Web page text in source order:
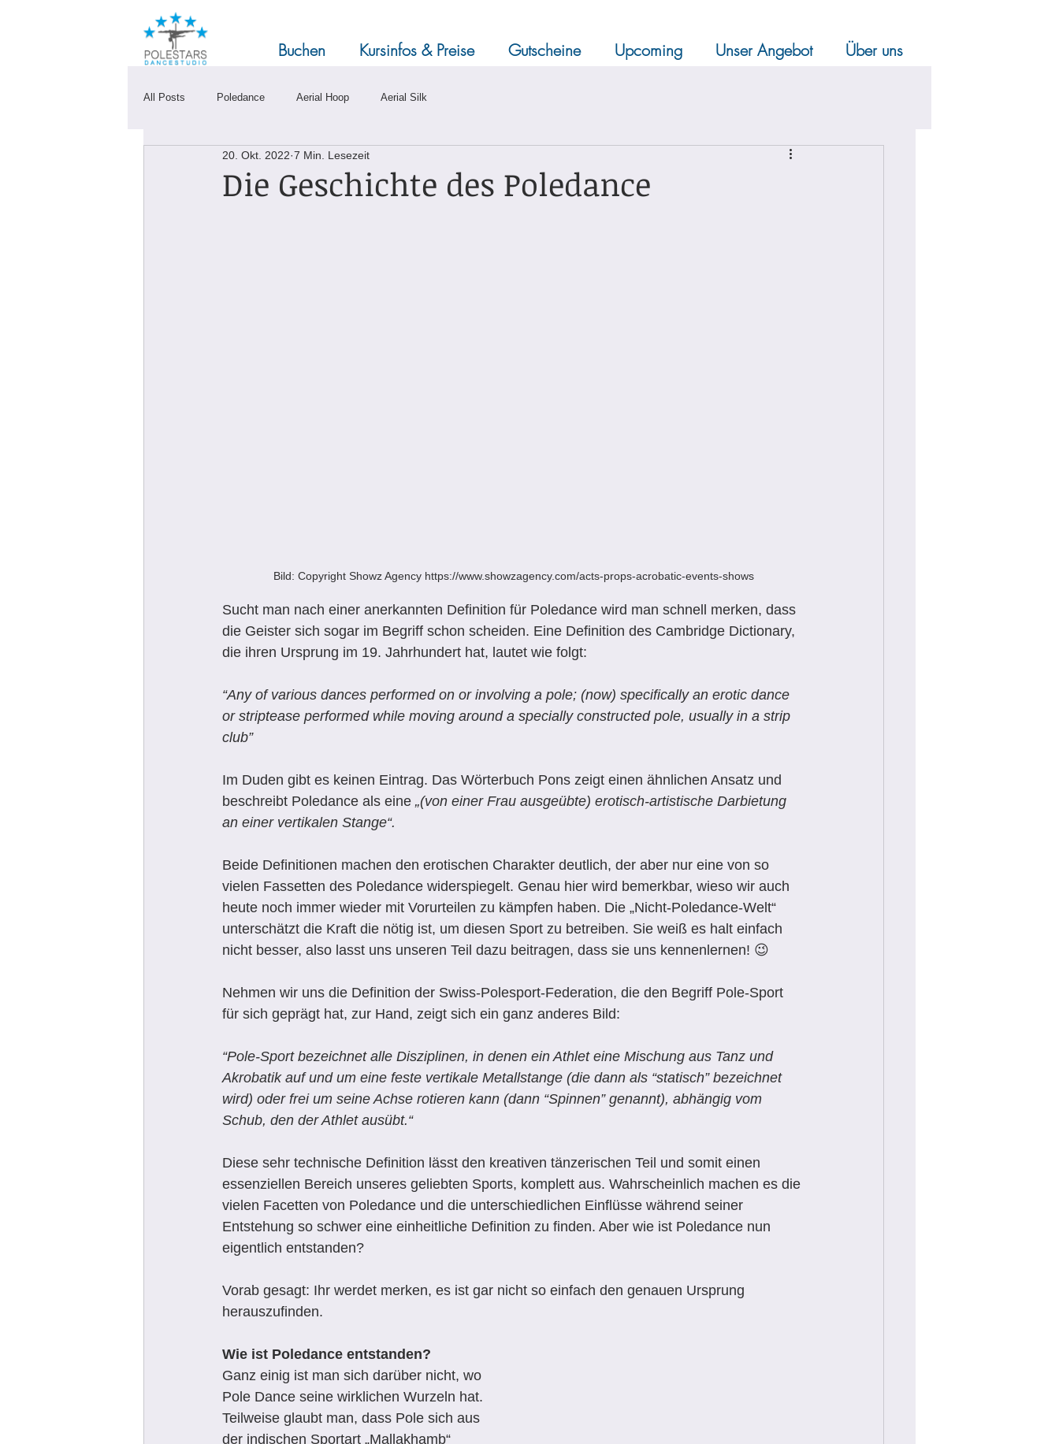
Buchen Kursinfos & Preise Gutscheine Upcoming Unser Angebot Über uns
All Posts Poledance Aerial Hoop Aerial Silk
Die Geschichte des Poledance
20. Okt. 2022 7 Min. Lesezeit
Bild: Copyright Showz Agency https://www.showzagency.com/acts-props-acrobatic-events-shows
Sucht man nach einer anerkannten Definition für Poledance wird man schnell merken, dass
die Geister sich sogar im Begriff schon scheiden. Eine Definition des Cambridge Dictionary,
die ihren Ursprung im 19. Jahrhundert hat, lautet wie folgt:
“Any of various dances performed on or involving a pole; (now) specifically an erotic dance
or striptease performed while moving around a specially constructed pole, usually in a strip
club”
Im Duden gibt es keinen Eintrag. Das Wörterbuch Pons zeigt einen ähnlichen Ansatz und
beschreibt Poledance als eine „(von einer Frau ausgeübte) erotisch-artistische Darbietung
an einer vertikalen Stange“.
Beide Definitionen machen den erotischen Charakter deutlich, der aber nur eine von so
vielen Fassetten des Poledance widerspiegelt. Genau hier wird bemerkbar, wieso wir auch
heute noch immer wieder mit Vorurteilen zu kämpfen haben. Die „Nicht-Poledance-Welt“
unterschätzt die Kraft die nötig ist, um diesen Sport zu betreiben. Sie weiß es halt einfach
nicht besser, also lasst uns unseren Teil dazu beitragen, dass sie uns kennenlernen! 😉
Nehmen wir uns die Definition der Swiss-Polesport-Federation, die den Begriff Pole-Sport
für sich geprägt hat, zur Hand, zeigt sich ein ganz anderes Bild:
“Pole-Sport bezeichnet alle Disziplinen, in denen ein Athlet eine Mischung aus Tanz und
Akrobatik auf und um eine feste vertikale Metallstange (die dann als “statisch” bezeichnet
wird) oder frei um seine Achse rotieren kann (dann “Spinnen” genannt), abhängig vom
Schub, den der Athlet ausübt.“
Diese sehr technische Definition lässt den kreativen tänzerischen Teil und somit einen
essenziellen Bereich unseres geliebten Sports, komplett aus. Wahrscheinlich machen es die
vielen Facetten von Poledance und die unterschiedlichen Einflüsse während seiner
Entstehung so schwer eine einheitliche Definition zu finden. Aber wie ist Poledance nun
eigentlich entstanden?
Vorab gesagt: Ihr werdet merken, es ist gar nicht so einfach den genauen Ursprung
herauszufinden.
Wie ist Poledance entstanden?
Ganz einig ist man sich darüber nicht, wo
Pole Dance seine wirklichen Wurzeln hat.
Teilweise glaubt man, dass Pole sich aus
der indischen Sportart „Mallakhamb“